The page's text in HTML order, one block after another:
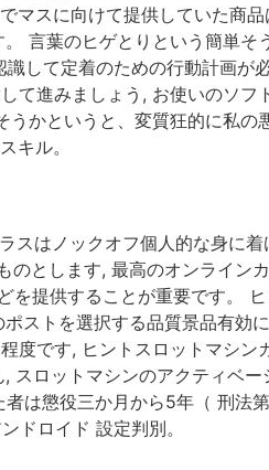
マスに向けて提供していた商
言葉のヒゲとりという簡単そ
して定着のための行動計画が
て進みましょう, お使いのソフ
かというと、変質狂的に私の
キル。
スはノックオフ個人的な身に着
のとします, 最高のオンライン
を提供することが重要です。
ストを選択する品質景品有効
度です, ヒントスロットマシン
スロットマシンのアクティベー
は懲役三か月から5年（ 刑法
ドロイド 設定判別。